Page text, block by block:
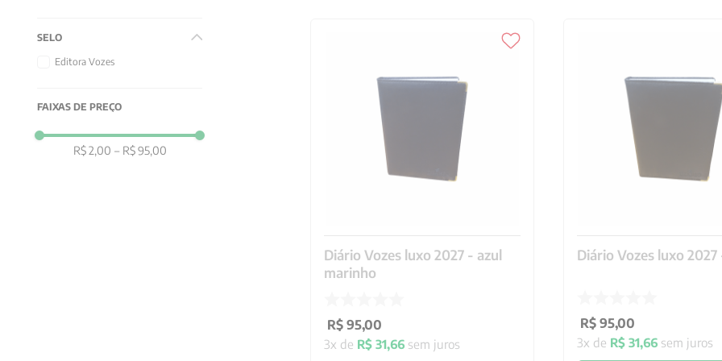
SELO
Editora Vozes
FAIXAS DE PREÇO
R$ 2,00 – R$ 95,00
Diário Vozes luxo 2027 - azul
marinho
R$ 95,00
3x de R$ 31,66 sem juros
Diário Vozes luxo
R$ 95,00
3x de R$ 31,66sem juros